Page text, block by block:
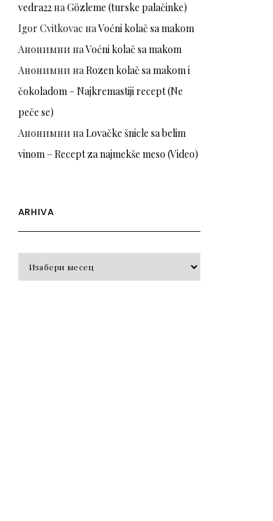
vedra22наGözleme (turske palačinke)
Igor Cvitkovac наVoćni kolač sa makom
Анонимни наVoćni kolač sa makom
Анонимни наRozen kolač sa makom i
čokoladom – Najkremastiji recept (Ne
peče se)
Анонимни наLovačke šnicle sa belim
vinom – Recept za najmekše meso (Video)
ARHIVA